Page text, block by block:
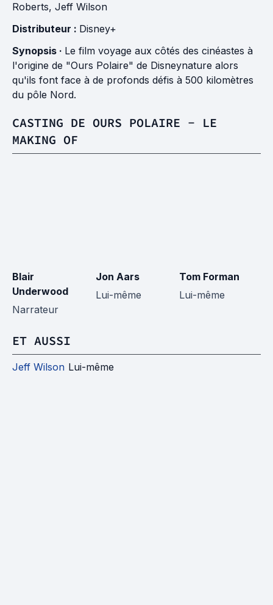
Roberts, Jeff Wilson
Distributeur : Disney+
Synopsis · Le film voyage aux côtés des cinéastes à
l'origine de "Ours Polaire" de Disneynature alors
qu'ils font face à de profonds défis à 500 kilomètres
du pôle Nord.
CASTING DE OURS POLAIRE - LE
MAKING OF
Blair
Underwood
Narrateur
Jon Aars
Lui-même
Tom Forman
Lui-même
ET AUSSI
Jeff Wilson Lui-même